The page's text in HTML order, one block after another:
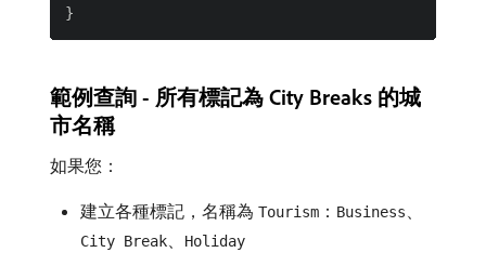
範例查詢 - 所有標記為 City Breaks 的城
市名稱
如果您：
建立各種標記，名稱為 Tourism ： Business、
City Break、 Holiday